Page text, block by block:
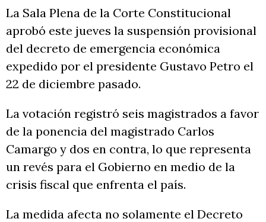
La Sala Plena de la Corte Constitucional
aprobó este jueves la suspensión provisional
del decreto de emergencia económica
expedido por el presidente Gustavo Petro el
22 de diciembre pasado.
La votación registró seis magistrados a favor
de la ponencia del magistrado Carlos
Camargo y dos en contra, lo que representa
un revés para el Gobierno en medio de la
crisis fiscal que enfrenta el país.
La medida afecta no solamente el Decreto